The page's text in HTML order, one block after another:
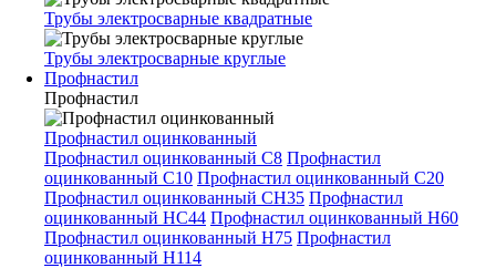
Трубы электросварные квадратные
Трубы электросварные круглые
Профнастил
Профнастил
Профнастил оцинкованный
Профнастил оцинкованный С8 Профнастил
оцинкованный С10 Профнастил оцинкованный С20
Профнастил оцинкованный СН35 Профнастил
оцинкованный НС44 Профнастил оцинкованный Н60
Профнастил оцинкованный Н75 Профнастил
оцинкованный Н114